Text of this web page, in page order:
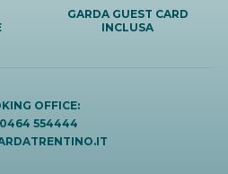
GARDA GUEST CARD
INCLUSA
OFFICE:
554444